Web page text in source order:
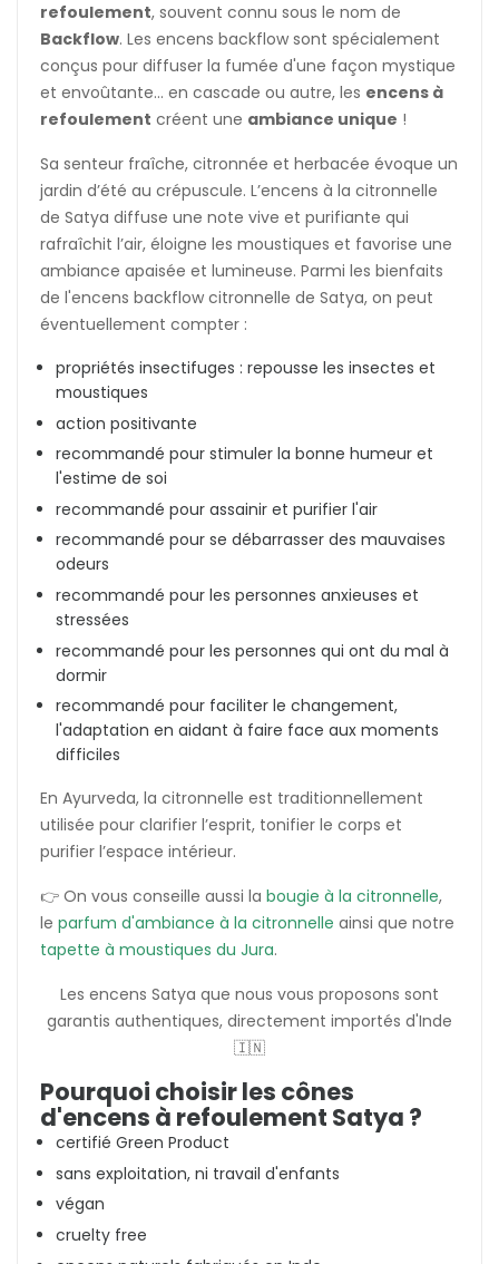
refoulement, souvent connu sous le nom de
Backflow. Les encens backflow sont spécialement
conçus pour diffuser la fumée d'une façon mystique
et envoûtante... en cascade ou autre, les encens à
refoulement créent une ambiance unique !
Sa senteur fraîche, citronnée et herbacée évoque un
jardin d’été au crépuscule. L’encens à la citronnelle
de Satya diffuse une note vive et purifiante qui
rafraîchit l’air, éloigne les moustiques et favorise une
ambiance apaisée et lumineuse. Parmi les bienfaits
de l'encens backflow citronnelle de Satya, on peut
éventuellement compter :
propriétés insectifuges : repousse les insectes et
moustiques
action positivante
recommandé pour stimuler la bonne humeur et
l'estime de soi
recommandé pour assainir et purifier l'air
recommandé pour se débarrasser des mauvaises
odeurs
recommandé pour les personnes anxieuses et
stressées
recommandé pour les personnes qui ont du mal à
dormir
recommandé pour faciliter le changement,
l'adaptation en aidant à faire face aux moments
difficiles
En Ayurveda, la citronnelle est traditionnellement
utilisée pour clarifier l’esprit, tonifier le corps et
purifier l’espace intérieur.
👉 On vous conseille aussi la bougie à la citronnelle,
le parfum d'ambiance à la citronnelle ainsi que notre
tapette à moustiques du Jura.
Les encens Satya que nous vous proposons sont
garantis authentiques, directement importés d'Inde
🇮🇳
Pourquoi choisir les cônes
d'encens à refoulement Satya ?
certifié Green Product
sans exploitation, ni travail d'enfants
végan
cruelty free